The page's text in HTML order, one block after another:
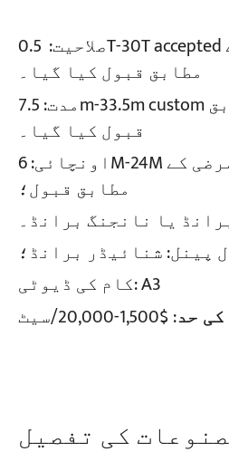
منصوبے
صلاحیت: 0.5T-30T accepted اپنی مرضی کے
مطابق قبول کیا گیا۔
مدت:7.5m-33.5m custom اپنی مرضی کے مطابق
قبول کیا گیا۔
اونچائی:6M-24M بنیادی ، اپنی مرضی کے
مطابق قبول؛
یا نانجنگ برانڈ۔
پینل:شنائیڈر برانڈ؛
کام کی ڈیوٹی: A3
حد: $1,500-20,000/سیٹ
کی تفصیل